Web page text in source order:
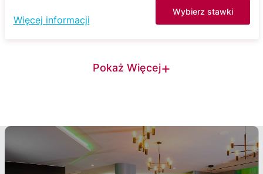
Więcej informacji
Wybierz stawki
Pokaż Więcej+